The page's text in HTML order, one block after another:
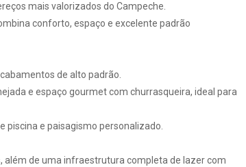
mais valorizados do Campeche.
conforto, espaço e excelente padrão
de alto padrão.
e espaço gourmet com churrasqueira, ideal para
piscina e paisagismo personalizado.
além de uma infraestrutura completa de lazer com